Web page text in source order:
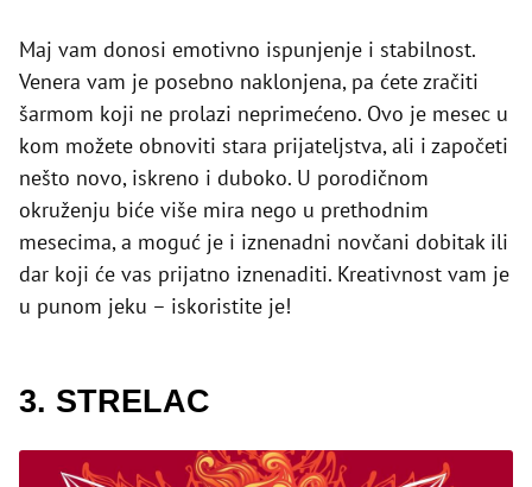
Maj vam donosi emotivno ispunjenje i stabilnost.
Venera vam je posebno naklonjena, pa ćete zračiti
šarmom koji ne prolazi neprimećeno. Ovo je mesec u
kom možete obnoviti stara prijateljstva, ali i započeti
nešto novo, iskreno i duboko. U porodičnom
okruženju biće više mira nego u prethodnim
mesecima, a moguć je i iznenadni novčani dobitak ili
dar koji će vas prijatno iznenaditi. Kreativnost vam je
u punom jeku – iskoristite je!
3. STRELAC